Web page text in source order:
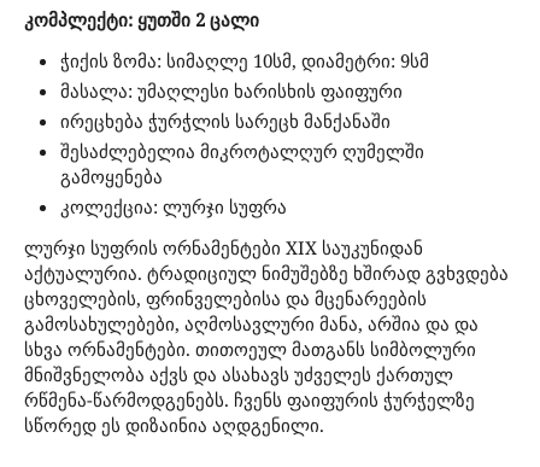
კომპლექტი: ყუთში 2 ცალი
ჭიქის ზომა: სიმაღლე 10სმ, დიამეტრი: 9სმ
მასალა: უმაღლესი ხარისხის ფაიფური
ირეცხება ჭურჭლის სარეცხ მანქანაში
შესაძლებელია მიკროტალღურ ღუმელში
გამოყენება
კოლექცია: ლურჯი სუფრა
ლურჯი სუფრის ორნამენტები XIX საუკუნიდან
აქტუალურია. ტრადიციულ ნიმუშებზე ხშირად გვხვდება
ცხოველების, ფრინველებისა და მცენარეების
გამოსახულებები, აღმოსავლური მანა, არშია და და
სხვა ორნამენტები. თითოეულ მათგანს სიმბოლური
მნიშვნელობა აქვს და ასახავს უძველეს ქართულ
რწმენა-წარმოდგენებს. ჩვენს ფაიფურის ჭურჭელზე
სწორედ ეს დიზაინია აღდგენილი.